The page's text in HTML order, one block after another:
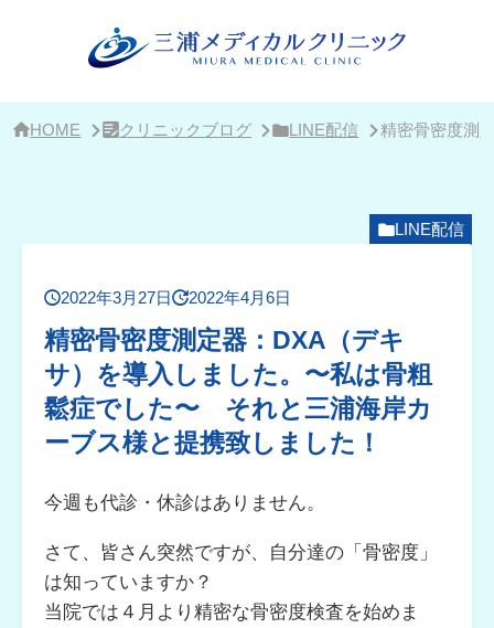
HOME クリニックブログ LINE配信 精密骨密度測
LINE配信
2022年3月27日 2022年4月6日
精密骨密度測定器：DXA（デキ
サ）を導入しました。〜私は骨粗
鬆症でした〜 それと三浦海岸カ
ーブス様と提携致しました！
今週も代診・休診はありません。
さて、皆さん突然ですが、自分達の「骨密度」
は知っていますか？
当院では４月より精密な骨密度検査を始めま